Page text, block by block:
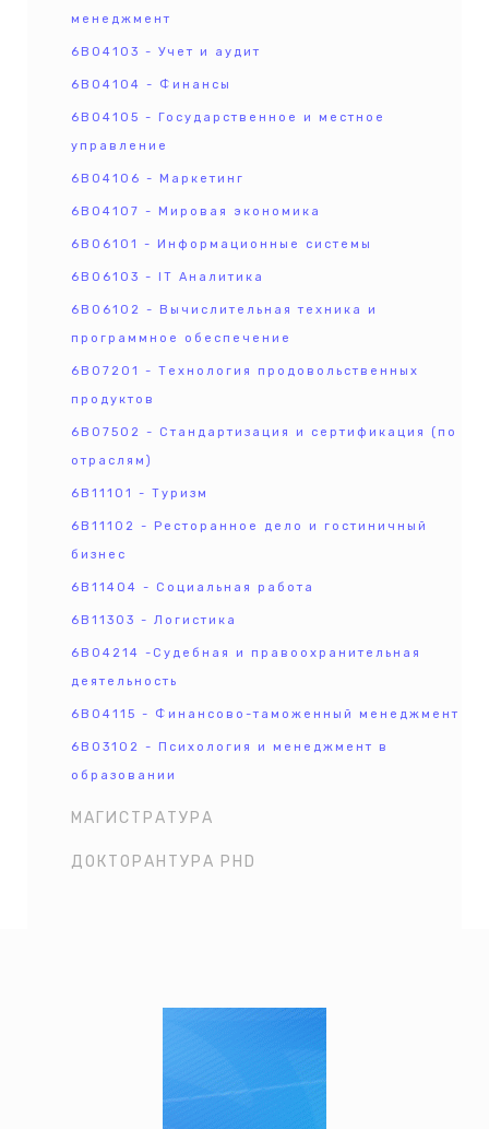
менеджмент
6B04103 - Учет и аудит
6B04104 - Финансы
6B04105 - Государственное и местное
управление
6B04106 - Маркетинг
6B04107 - Мировая экономика
6B06101 - Информационные системы
6B06103 - IT Аналитика
6B06102 - Вычислительная техника и
программное обеспечение
6B07201 - Технология продовольственных
продуктов
6B07502 - Стандартизация и сертификация (по
отраслям)
6B11101 - Туризм
6B11102 - Ресторанное дело и гостиничный
бизнес
6В11404 - Социальная работа
6B11303 - Логистика
6В04214 -Судебная и правоохранительная
деятельность
6В04115 - Финансово-таможенный менеджмент
6В03102 - Психология и менеджмент в
образовании
МАГИСТРАТУРА
ДОКТОРАНТУРА PHD